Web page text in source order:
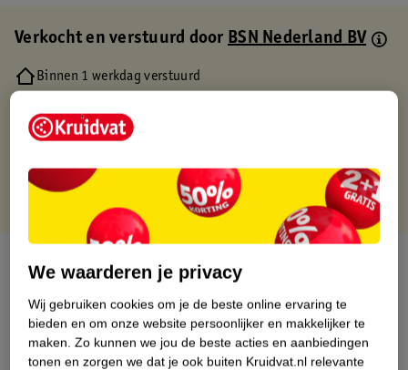
Verkocht en verstuurd doorBSN Nederland BV
Binnen 1 werkdag verstuurd
Gratis retourneren via verkooppartner.
Gratis punten met je Kruidvat kaart
Over dit product
Productinformatie
Etiketinformatie
We waarderen je privacy
Wij gebruiken cookies om je de beste online ervaring te
bieden en om onze website persoonlijker en makkelijker te
maken. Zo kunnen we jou de beste acties en aanbiedingen
tonen en zorgen we dat je ook buiten Kruidvat.nl relevante